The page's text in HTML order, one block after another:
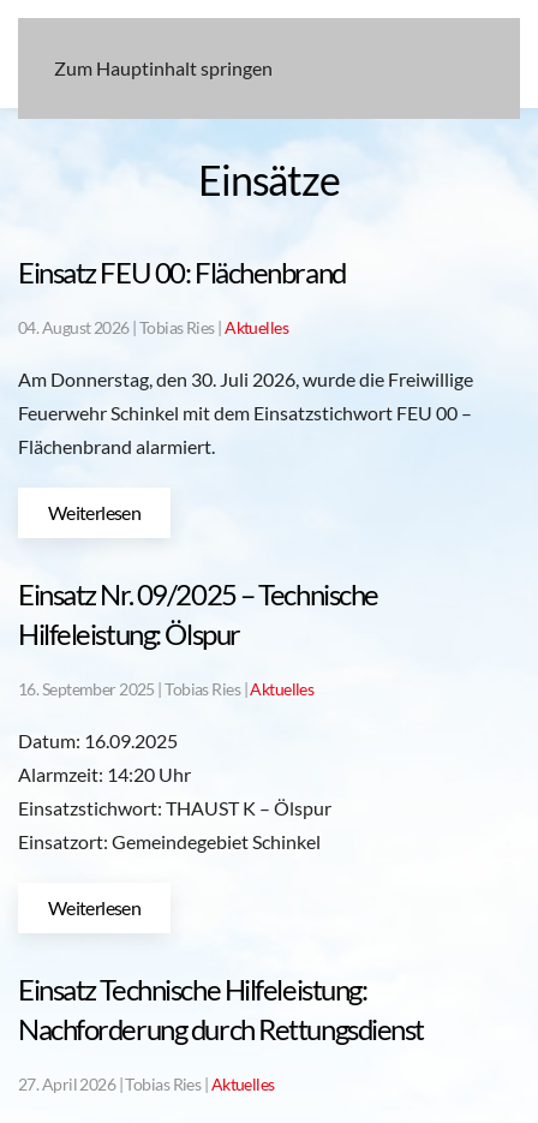
Zum Hauptinhalt springen
Einsätze
Einsatz FEU 00: Flächenbrand
04. August 2026| Tobias Ries |Aktuelles
Am Donnerstag, den 30. Juli 2026, wurde die Freiwillige
Feuerwehr Schinkel mit dem Einsatzstichwort FEU 00 –
Flächenbrand alarmiert.
Weiterlesen
Einsatz Nr. 09/2025 – Technische
Hilfeleistung: Ölspur
16. September 2025 | Tobias Ries |Aktuelles
Datum: 16.09.2025
Alarmzeit: 14:20 Uhr
Einsatzstichwort: THAUST K – Ölspur
Einsatzort: Gemeindegebiet Schinkel
Weiterlesen
Einsatz Technische Hilfeleistung:
Nachforderung durch Rettungsdienst
27. April 2026| Tobias Ries |Aktuelles